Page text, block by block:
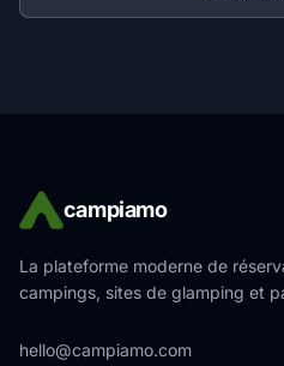
campiamo
La plateforme moderne de
campings, sites de glamping et
hello@campiamo.com